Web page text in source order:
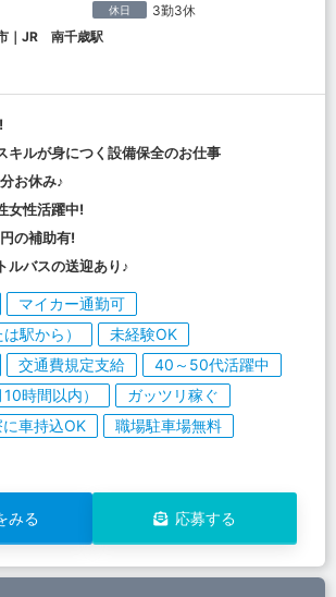
休日 3勤3休
｜JR 南千歳駅
ルが身につく設備保全のお仕事
お休み♪
女性活躍中!
の補助有!
ルバスの送迎あり♪
マイカー通勤可
駅から）
未経験OK
交通費規定支給
40～50代活躍中
時間以内）
ガッツリ稼ぐ
に車持込OK
職場駐車場無料
みる 応募する